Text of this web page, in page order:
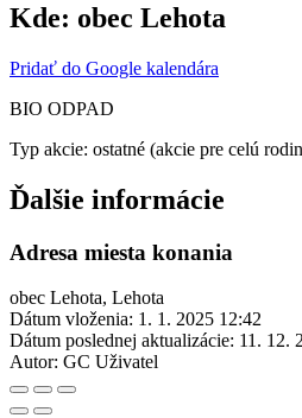
Kde: obec Lehota
Pridať do Google kalendára
BIO ODPAD
Typ akcie: ostatné (akcie pre celú
Ďalšie informácie
Adresa miesta konania
obec Lehota, Lehota
Dátum vloženia: 1. 1. 2025 12:42
Dátum poslednej aktualizácie: 11. 12.
Autor: GC Uživatel